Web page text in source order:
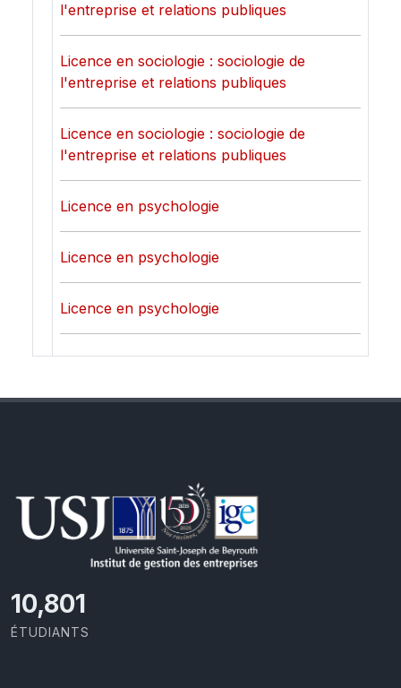
l'entreprise et relations publiques
Licence en sociologie : sociologie de
l'entreprise et relations publiques
Licence en sociologie : sociologie de
l'entreprise et relations publiques
Licence en psychologie
Licence en psychologie
Licence en psychologie
11,727
ÉTUDIANTS